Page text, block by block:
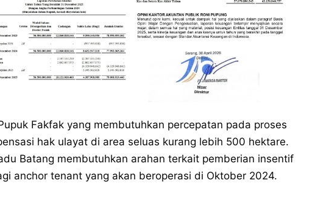
Fakfak yang membutuhkan percepatan pada proses
hak ulayat di area seluas kurang lebih 500 hektare.
Batang membutuhkan arahan terkait pemberian insentif
anchor tenant yang akan beroperasi di Oktober 2024.